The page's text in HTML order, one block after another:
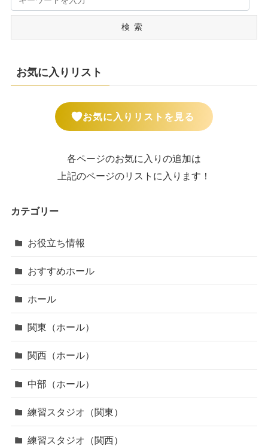
検索
お気に入りリスト
お気に入りリストを見る
各ページのお気に入りの追加は
上記のページのリストに入ります！
カテゴリー
お役立ち情報
おすすめホール
ホール
関東（ホール）
関西（ホール）
中部（ホール）
練習スタジオ（関東）
練習スタジオ（関西）